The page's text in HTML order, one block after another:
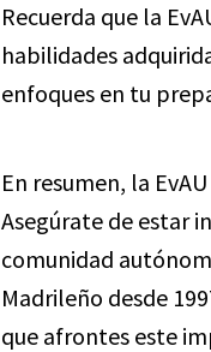
Recuerda que la
habilidades
enfoques en tu
En resumen, la
Asegúrate de estar
comunidad
Madrileño desde
que afrontes este